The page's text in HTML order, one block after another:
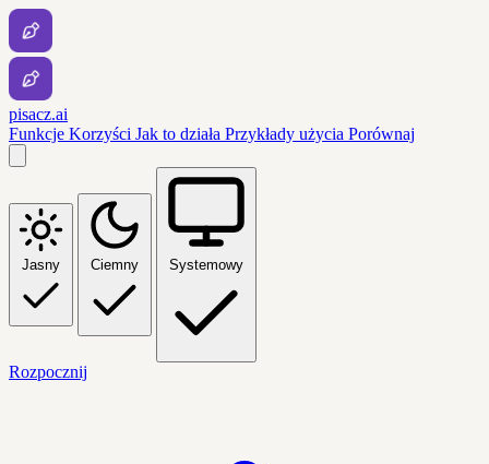
pisacz.ai
Funkcje Korzyści Jak to działa Przykłady użycia Porównaj
Jasny Ciemny Systemowy
Rozpocznij